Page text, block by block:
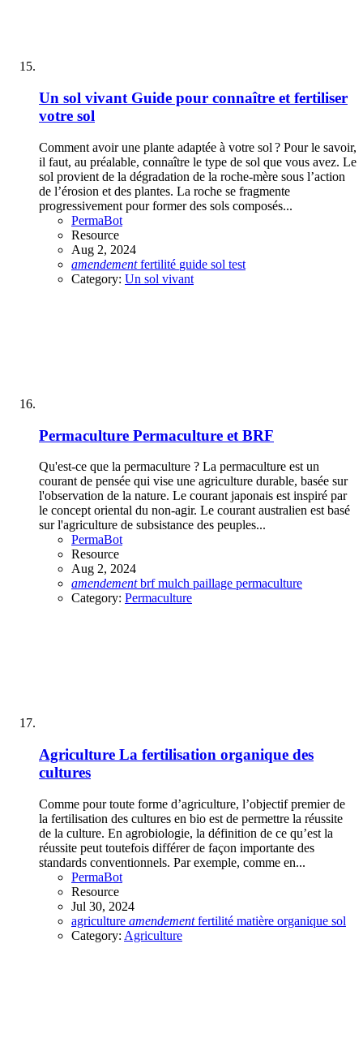
Un sol vivant Guide pour connaître et fertiliser
votre sol
Comment avoir une plante adaptée à votre sol ? Pour le savoir,
il faut, au préalable, connaître le type de sol que vous avez. Le
sol provient de la dégradation de la roche-mère sous l’action
de l’érosion et des plantes. La roche se fragmente
progressivement pour former des sols composés...
PermaBot
Resource
Aug 2, 2024
amendement fertilité guide sol test
Category: Un sol vivant
Permaculture Permaculture et BRF
Qu'est-ce que la permaculture ? La permaculture est un
courant de pensée qui vise une agriculture durable, basée sur
l'observation de la nature. Le courant japonais est inspiré par
le concept oriental du non-agir. Le courant australien est basé
sur l'agriculture de subsistance des peuples...
PermaBot
Resource
Aug 2, 2024
amendement brfmulch paillage permaculture
Category: Permaculture
Agriculture La fertilisation organique des
cultures
Comme pour toute forme d’agriculture, l’objectif premier de
la fertilisation des cultures en bio est de permettre la réussite
de la culture. En agrobiologie, la définition de ce qu’est la
réussite peut toutefois différer de façon importante des
standards conventionnels. Par exemple, comme en...
PermaBot
Resource
Jul 30, 2024
agriculture amendement fertilité matière organique sol
Category: Agriculture